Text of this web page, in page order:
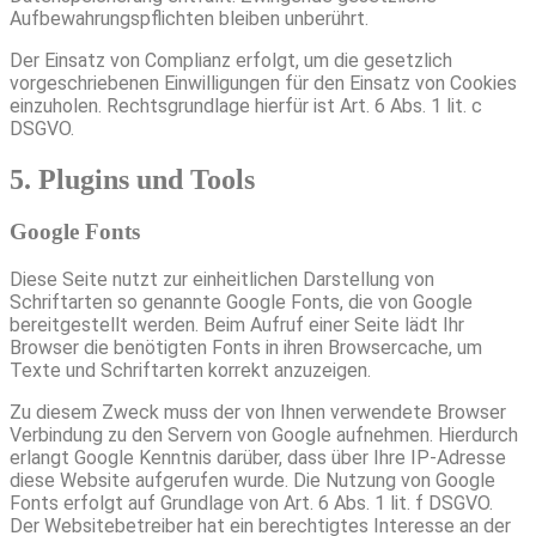
Aufbewahrungspflichten bleiben unberührt.
Der Einsatz von Complianz erfolgt, um die gesetzlich
vorgeschriebenen Einwilligungen für den Einsatz von Cookies
einzuholen. Rechtsgrundlage hierfür ist Art. 6 Abs. 1 lit. c
DSGVO.
5. Plugins und Tools
Google Fonts
Diese Seite nutzt zur einheitlichen Darstellung von
Schriftarten so genannte Google Fonts, die von Google
bereitgestellt werden. Beim Aufruf einer Seite lädt Ihr
Browser die benötigten Fonts in ihren Browsercache, um
Texte und Schriftarten korrekt anzuzeigen.
Zu diesem Zweck muss der von Ihnen verwendete Browser
Verbindung zu den Servern von Google aufnehmen. Hierdurch
erlangt Google Kenntnis darüber, dass über Ihre IP-Adresse
diese Website aufgerufen wurde. Die Nutzung von Google
Fonts erfolgt auf Grundlage von Art. 6 Abs. 1 lit. f DSGVO.
Der Websitebetreiber hat ein berechtigtes Interesse an der